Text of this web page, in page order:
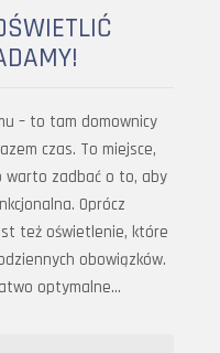
– to tam domownicy
czas. To miejsce,
warto zadbać o to, aby
Oprócz
też oświetlenie, które
obowiązków.
optymalne…